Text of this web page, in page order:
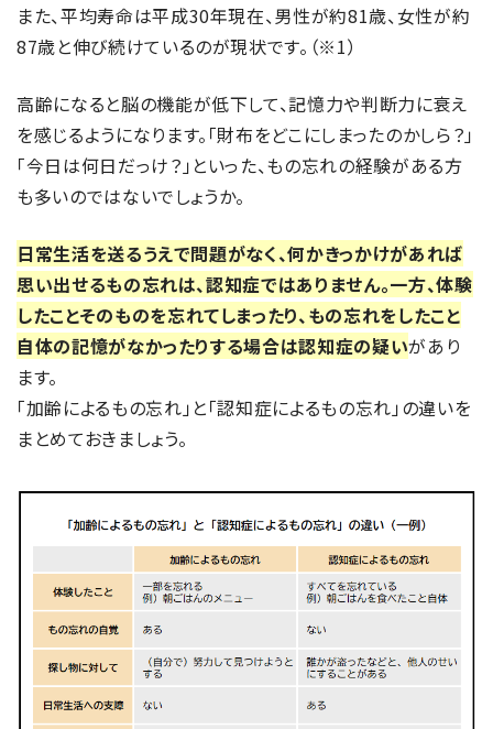
また、平均寿命は平成30年現在、男性が約81歳、女性が約
87歳と伸び続けているのが現状です。（※1）
高齢になると脳の機能が低下して、記憶力や判断力に衰え
を感じるようになります。「財布をどこにしまったのかしら？」
「今日は何日だっけ？」といった、もの忘れの経験がある方
も多いのではないでしょうか。
日常生活を送るうえで問題がなく、何かきっかけがあれば
思い出せるもの忘れは、認知症ではありません。一方、体験
したことそのものを忘れてしまったり、もの忘れをしたこと
自体の記憶がなかったりする場合は認知症の疑いがあり
ます。
「加齢によるもの忘れ」と「認知症によるもの忘れ」の違いを
まとめておきましょう。